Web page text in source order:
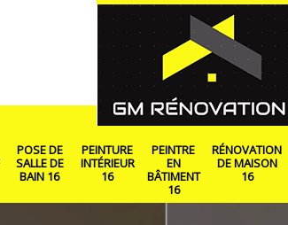
POSE DE
SALLE DE
BAIN 16
PEINTURE
INTÉRIEUR
16
PEINTRE
EN
BÂTIMENT
16
RÉNOVATION
DE MAISON
16